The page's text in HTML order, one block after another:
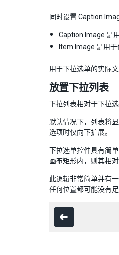
同时设置 Caption
Caption Image 是
Item Image 是用
用于下拉选单的实际
放置下拉列表
下拉列表相对于下拉
默认情况下，列表将
选项时仅向下扩展。
下拉选单控件具有简
画布矩形内，则其相
此逻辑非常简单并有
任何位置都可能没有足